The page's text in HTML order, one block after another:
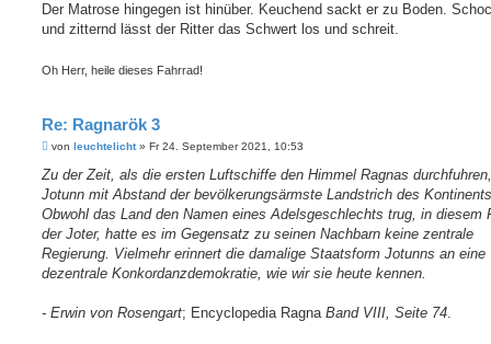
Der Matrose hingegen ist hinüber. Keuchend sackt er zu Boden.
und zitternd lässt der Ritter das Schwert los und schreit.
Oh Herr, heile dieses Fahrrad!
Re: Ragnarök 3
B
i
r
a
von leuchtelicht» Fr 24. September 2021, 10:53
Zu der Zeit, als die ersten Luftschiffe den Himmel Ragnas
Jotunn mit Abstand der bevölkerungsärmste Landstrich des
Obwohl das Land den Namen eines Adelsgeschlechts trug, in diesem
der Joter, hatte es im Gegensatz zu seinen Nachbarn keine zentrale
Regierung. Vielmehr erinnert die damalige Staatsform Jotunns an eine
dezentrale Konkordanzdemokratie, wie wir sie heute kennen.
- Erwin von Rosengart; Encyclopedia Ragna Band VIII, Seite 74